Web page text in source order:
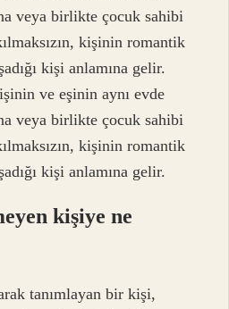
veya birlikte çocuk sahibi
kişinin romantik
kişi anlamına gelir.
ve eşinin aynı evde
veya birlikte çocuk sahibi
kişinin romantik
kişi anlamına gelir.
kişiye ne
tanımlayan bir kişi,